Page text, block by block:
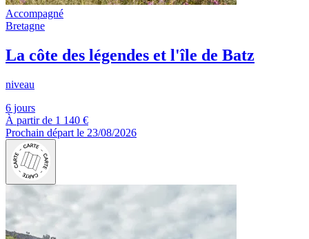
Accompagné
Bretagne
La côte des légendes et l'île de Batz
niveau
6 jours
À partir de 1 140 €
Prochain départ le 23/08/2026